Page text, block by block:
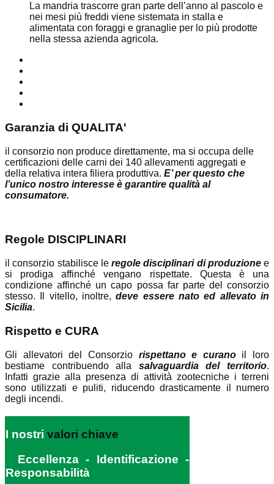
La mandria trascorre gran parte dell’anno al pascolo e
nei mesi più freddi viene sistemata in stalla e
alimentata con foraggi e granaglie per lo più prodotte
nella stessa azienda agricola.
Garanzia di QUALITA'
il consorzio non produce direttamente, ma si occupa delle
certificazioni delle carni dei 140 allevamenti aggregati e
della relativa intera filiera produttiva. E’ per questo che
l’unico nostro interesse è garantire qualità al
consumatore.
Regole DISCIPLINARI
il consorzio stabilisce leregole disciplinari di produzionee
si prodiga affinché vengano rispettate. Questa è una
condizione affinché un capo possa far parte del consorzio
stesso. Il vitello, inoltre,deve essere nato ed allevato in
Sicilia.
Rispetto e CURA
Gli allevatori del Consorziorispettano e curanoil loro
bestiame contribuendo alla salvaguardia del territorio.
Infatti grazie alla presenza di attività zootecniche i terreni
sono utilizzati e puliti, riducendo drasticamente il numero
degli incendi.
I nostri valori chiave
Eccellenza - Identificazione -
Responsabilità